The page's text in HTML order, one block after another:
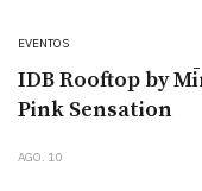
EVENTOS
IDB Rooftop by
Pink Sensation
AGO. 10